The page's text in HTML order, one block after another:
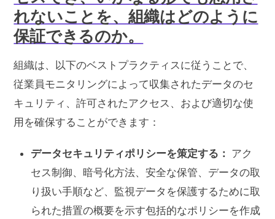
れないことを、組織はどのように
保証できるのか。
組織は、以下のベストプラクティスに従うことで、
従業員モニタリングによって収集されたデータのセ
キュリティ、許可されたアクセス、および適切な使
用を確保することができます：
データセキュリティポリシーを策定する： アク
セス制御、暗号化方法、安全な保管、データの取
り扱い手順など、監視データを保護するために取
られた措置の概要を示す包括的なポリシーを作成